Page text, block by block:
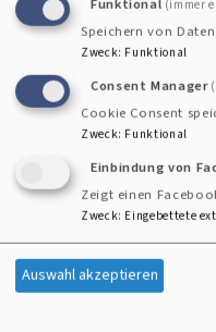
Funktional (immer
Speichern von
Zweck: Funktional
Consent Manager
Cookie Consent
Zweck: Funktional
Einbindung von
Zeigt einen
Zweck: Eingebettete
Auswahl akzeptieren